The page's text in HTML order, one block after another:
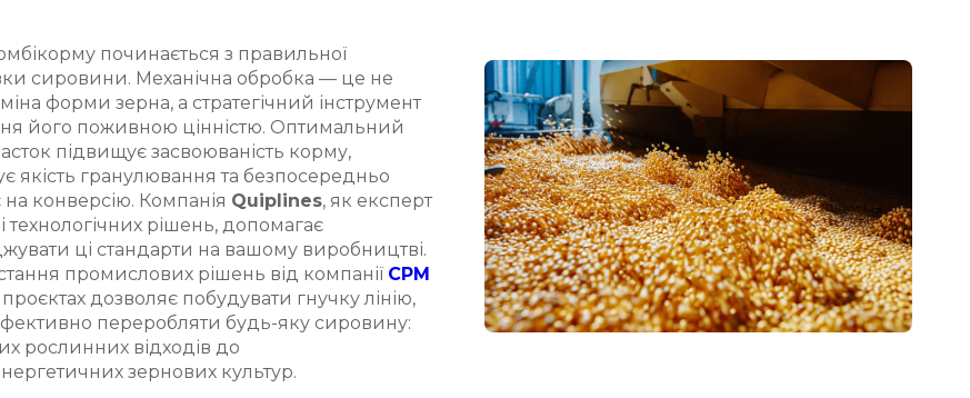
починається з правильної
сировини. Механічна обробка — це не
форми зерна, а стратегічний інструмент
його поживною цінністю. Оптимальний
підвищує засвоюваність корму,
якість гранулювання та безпосередньо
конверсію. Компанія Quiplines, як експерт
технологічних рішень, допомагає
ці стандарти на вашому виробництві.
промислових рішень від компанії CPM
дозволяє побудувати гнучку лінію,
переробляти будь-яку сировину:
рослинних відходів до
зернових культур.